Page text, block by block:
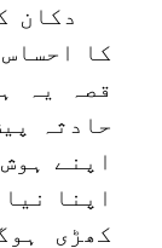
دکان
کا
قصہ یہ
حادثہ
اپنے
اپنا
کھڑی